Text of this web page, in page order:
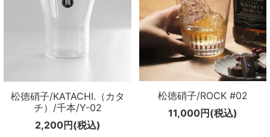
松徳硝子/KATACHI.（カタ
チ）/千本/Y-02
2,200円(税込)
松徳硝子/ROCK #02
11,000円(税込)